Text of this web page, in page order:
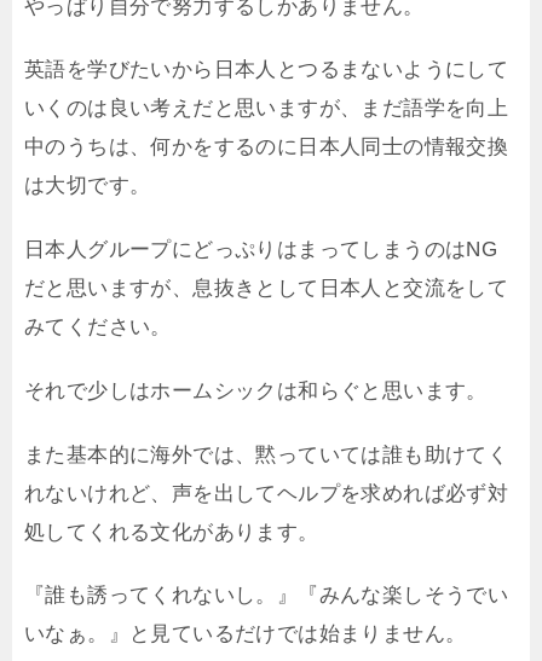
やっぱり自分で努力するしかありません。
英語を学びたいから日本人とつるまないようにして
いくのは良い考えだと思いますが、まだ語学を向上
中のうちは、何かをするのに日本人同士の情報交換
は大切です。
日本人グループにどっぷりはまってしまうのはNG
だと思いますが、息抜きとして日本人と交流をして
みてください。
それで少しはホームシックは和らぐと思います。
また基本的に海外では、黙っていては誰も助けてく
れないけれど、声を出してヘルプを求めれば必ず対
処してくれる文化があります。
『誰も誘ってくれないし。』『みんな楽しそうでい
いなぁ。』と見ているだけでは始まりません。